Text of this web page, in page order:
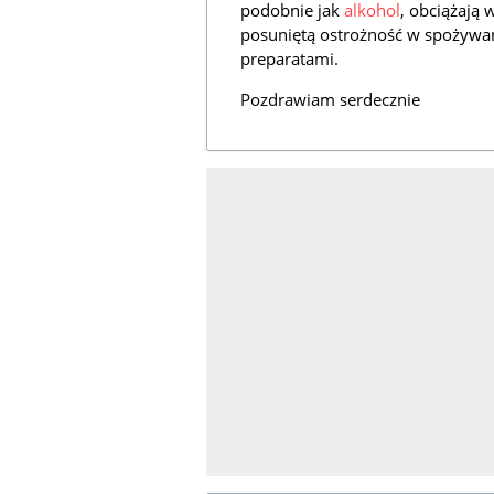
podobnie jak alkohol, obciążają
posuniętą ostrożność w
preparatami.
Pozdrawiam serdecznie